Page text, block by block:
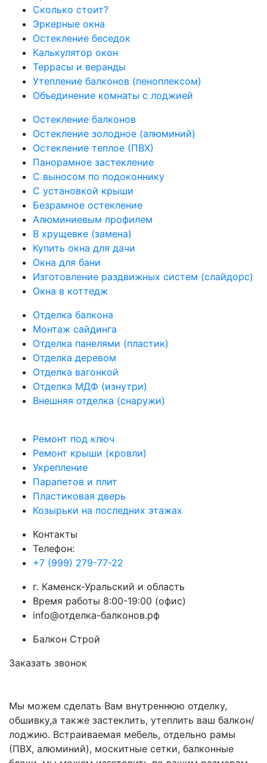
Сколько стоит?
Эркерные окна
Остекление беседок
Калькулятор окон
Террасы и веранды
Утепление балконов (пеноплексом)
Объединение комнаты с лоджией
Остекление балконов
Остекление золодное (алюминий)
Остекление теплое (ПВХ)
Панорамное застекление
С выносом по подоконнику
С установкой крыши
Безрамное остекление
Алюминиевым профилем
В хрущевке (замена)
Купить окна для дачи
Окна для бани
Изготовление раздвижных систем (слайдорс)
Окна в коттедж
Отделка балкона
Монтаж сайдинга
Отделка панелями (пластик)
Отделка деревом
Отделка вагонкой
Отделка МДФ (изнутри)
Внешняя отделка (снаружи)
Ремонт под ключ
Ремонт крыши (кровли)
Укрепление
Парапетов и плит
Пластиковая дверь
Козырьки на последних этажах
Контакты
Телефон:
+7 (999) 279-77-22
г. Каменск-Уральский и область
Время работы 8:00-19:00 (офис)
info@отделка-балконов.рф
Балкон Строй
Заказать звонок
Мы можем сделать Вам внутреннюю отделку,
обшивку,а также застеклить, утеплить ваш балкон/
лоджию. Встраиваемая мебель, отдельно рамы
(ПВХ, алюминий), москитные сетки, балконные